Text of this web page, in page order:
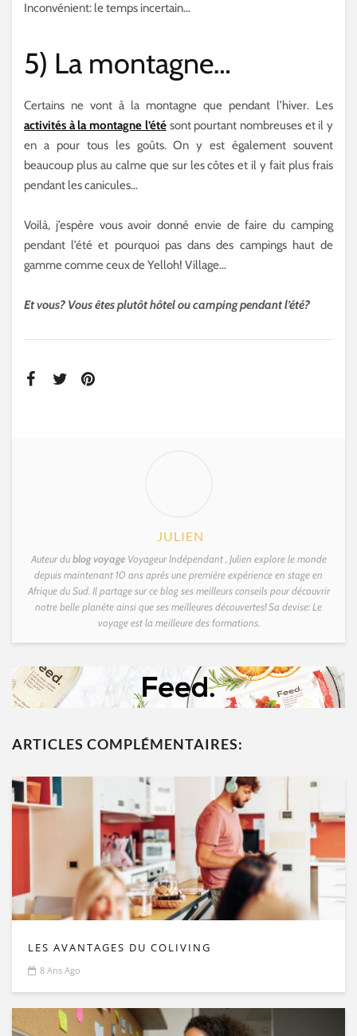
Inconvénient: le temps incertain…
5) La montagne…
Certains ne vont à la montagne que pendant l’hiver. Les
activités à la montagne l’étésont pourtant nombreuses et il y
en a pour tous les goûts. On y est également souvent
beaucoup plus au calme que sur les côtes et il y fait plus frais
pendant les canicules…
Voilà, j’espère vous avoir donné envie de faire du camping
pendant l’été et pourquoi pas dans des campings haut de
gamme comme ceux de Yelloh! Village…
Et vous? Vous êtes plutôt hôtel ou camping pendant l’été?
JULIEN
Auteur dublog voyageVoyageur Indépendant , Julien explore le monde
depuis maintenant 10 ans après une première expérience en stage en
Afrique du Sud. Il partage sur ce blog ses meilleurs conseils pour découvrir
notre belle planète ainsi que ses meilleures découvertes! Sa devise: Le
voyage est la meilleure des formations.
ARTICLES COMPLÉMENTAIRES:
LES AVANTAGES DU COLIVING
8 Ans Ago